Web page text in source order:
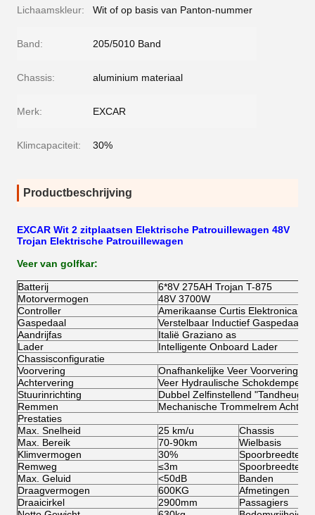
Lichaamskleur: Wit of op basis van Panton-nummer
Band: 205/5010 Band
Chassis: aluminium materiaal
Merk: EXCAR
Klimcapaciteit: 30%
Productbeschrijving
EXCAR Wit 2 zitplaatsen Elektrische Patrouillewagen 48V
Trojan Elektrische Patrouillewagen
Veer van golfkar:
Batterij
6*8V 275AH Trojan T-875
Motorvermogen
48V 3700W
Controller
Amerikaanse Curtis Elektronica
Gaspedaal
Verstelbaar Inductief Gaspedaal
Aandrijfas
Italië Graziano as
Lader
Intelligente Onboard Lader
Chassisconfiguratie
Voorvering
Onafhankelijke Veer Voorvering
Achtervering
Veer Hydraulische Schokdempers
Stuurinrichting
Dubbel Zelfinstellend
Remmen
Mechanische Trommelrem
Prestaties
Max. Snelheid
25 km/u
Chassis
Max. Bereik
70-90km
Wielbasis
Klimvermogen
30%
Spoorbreedte
Remweg
≤3m
Spoorbreedte
Max. Geluid
<50dB
Banden
Draagvermogen
600KG
Afmetingen
Draaicirkel
2900mm
Passagiers